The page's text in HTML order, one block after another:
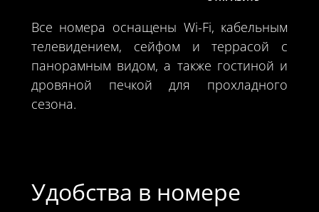
Все номера оснащены Wi-Fi, кабельным
телевидением, сейфом и террасой с
панорамным видом, а также гостиной и
дровяной печкой для прохладного
сезона.
Удобства в номере